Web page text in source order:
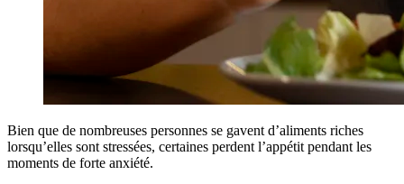
Bien que de nombreuses personnes se gavent d’aliments riches
lorsqu’elles sont stressées, certaines perdent l’appétit pendant les
moments de forte anxiété.